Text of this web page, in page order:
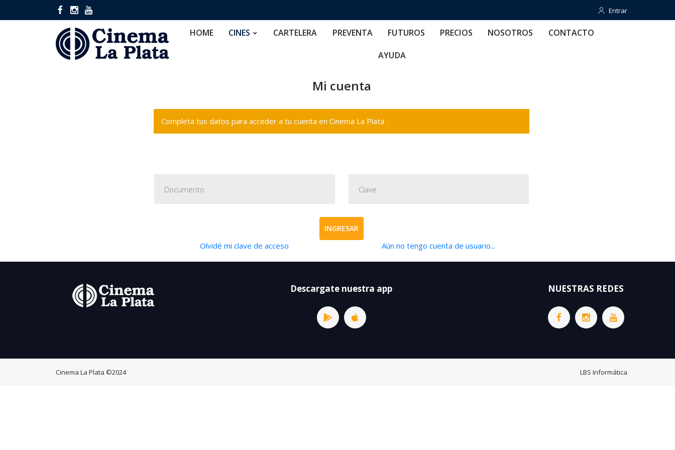
Entrar
Entrar
HOME CINES CARTELERA PREVENTA FUTUROS PRECIOS NOSOTROS CONTACTO
AYUDA
Mi cuenta
Completa tus datos para acceder a tu cuenta en Cinema La Plata .
INGRESAR
Olvidé mi clave de acceso Aún no tengo cuenta de usuario...
Descargate nuestra app NUESTRAS REDES
Cinema La Plata ©2024 LBS Informática